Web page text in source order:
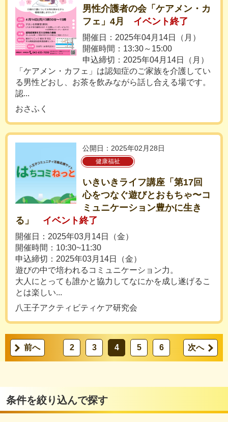
男性介護者の会「ケアメン・カ
フェ」4月
イベント終了
開催日：2025年04月14日（月）
開催時間：13:30～15:00
申込締切：2025年04月14日（月）
「ケアメン・カフェ」は認知症のご家族を介護してい
る男性どおし、お茶を飲みながら話し合える場です。
認...
おさふく
公開日：2025年02月28日
健康福祉
いきいきライフ講座「第17回
心をつなぐ遊びとおもちゃ〜コ
ミュニケーション豊かに生き
る」
イベント終了
開催日：2025年03月14日（金）
開催時間：10:30~11:30
申込締切：2025年03月14日（金）
遊びの中で培われるコミュニケーション力。
大人にとっても誰かと協力してなにかを成し遂げるこ
とは楽しい...
八王子アクティビティケア研究会
前へ 2 3 4 5 6 次へ
条件を絞り込んで探す